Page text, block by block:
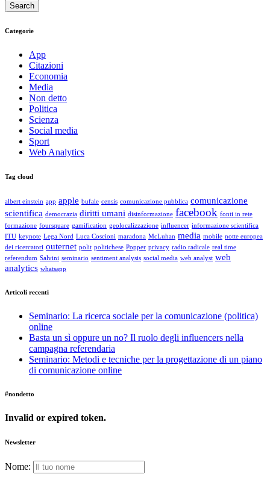
Search
Categorie
App
Citazioni
Economia
Media
Non detto
Politica
Scienza
Social media
Sport
Web Analytics
Tag cloud
albert einstein app apple bufale censis comunicazione pubblica comunicazione
scientifica democrazia diritti umani disinformazione facebook fonti in rete
formazione foursquare gamification geolocalizzazione influencer informazione scientifica
ITU keynote Lega Nord Luca Coscioni maradona McLuhan media mobile notte europea
dei ricercatori outernet polit politichese Popper privacy radio radicale real time
referendum Salvini seminario sentiment analysis social media web analyst web
analytics whatsapp
Articoli recenti
Seminario: La ricerca sociale per la comunicazione (politica)
online
Basta un sì oppure un no? Il ruolo degli influencers nella
campagna referendaria
Seminario: Metodi e tecniche per la progettazione di un piano
di comunicazione online
#nondetto
Invalid or expired token.
Newsletter
Nome: